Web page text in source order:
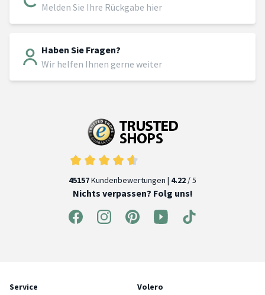
Melden Sie Ihre Rückgabe hier
Haben Sie Fragen?
Wir helfen Ihnen gerne weiter
45157Kundenbewertungen | 4.22 / 5
Nichts verpassen? Folg uns!
Service Volero